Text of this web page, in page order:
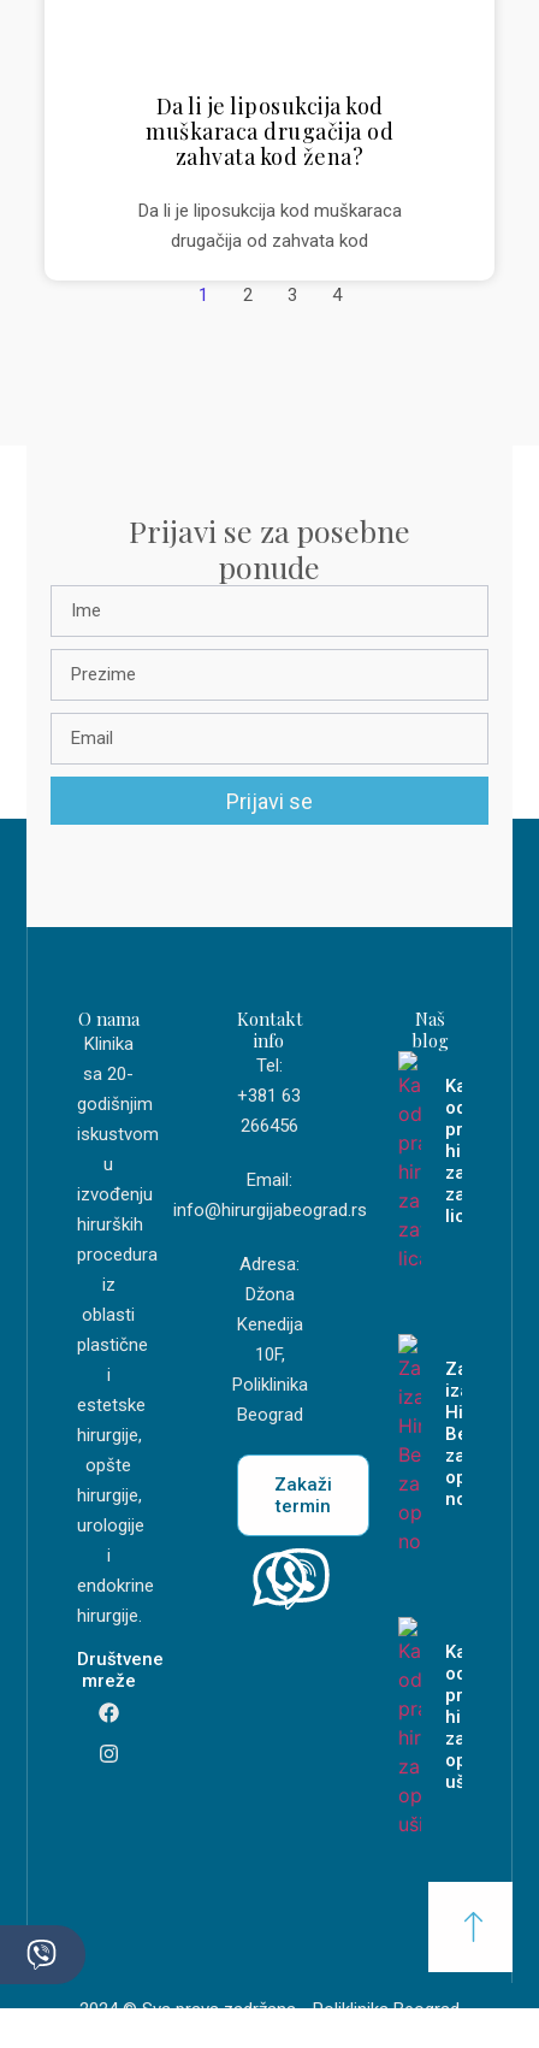
Da li je liposukcija kod
muškaraca drugačija od
zahvata kod žena?
Da li je liposukcija kod muškaraca
drugačija od zahvata kod
1 2 3 4
Prijavi se za posebne
ponude
Prijavi se
O nama
Klinika
sa 20-
godišnjim
iskustvom
u
izvođenju
hirurških
procedura
iz
oblasti
plastične
i
estetske
hirurgije,
opšte
hirurgije,
urologije
i
endokrine
hirurgije.
Društvene
mreže
Kontakt
info
Tel:
+381 63
266456
Email:
info@hirurgijabeograd.rs
Adresa:
Džona
Kenedija
10F,
Poliklinika
Beograd
Zakaži
termin
Naš
blog
Kako
odabrati
pravog
hirurga
za
zatezanje
lica?
Zašto
izabrati
Hirurgiju
Beograd
za
operaciju
nosa?
Kako
odabrati
pravog
hirurga
za
operaciju
ušiju?
2024 © Sva prava zadržana - Poliklinika Beograd